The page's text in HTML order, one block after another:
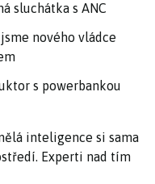
sluchátka s ANC
nového vládce
s powerbankou
inteligence si sama
Experti nad tím